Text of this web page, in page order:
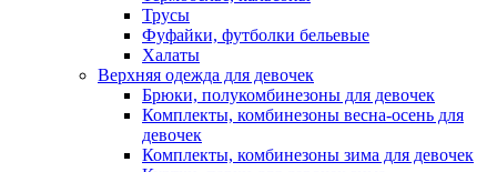
Трусы
Фуфайки, футболки бельевые
Халаты
Верхняя одежда для девочек
Брюки, полукомбинезоны для девочек
Комплекты, комбинезоны весна-осень для
девочек
Комплекты, комбинезоны зима для девочек